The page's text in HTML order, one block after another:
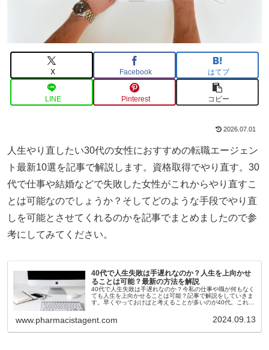
X Facebook はてブ
LINE Pinterest コピー
2026.07.01
人生やり直したい30代の女性におすすめの転職エージェン
ト最新10選を記事で解説します。資格取得でやり直す。30
代で仕事や結婚などで失敗した女性がこれからやり直すこ
とは可能なのでしょうか？そしてどのような手段でやり直
しを可能とさせてくれるのかを記事でまとめましたので参
考にしてみてください。
40代で人生失敗は手遅れなのか？人生を上向かせ
ることは可能？最新の方法を解説
40代で人生失敗は手遅れなのか？今私の仕事や職が何もなく
ても人生を上向かせることは可能？記事で解説をしていきま
す。早くやっておけばと考えることが多いのが40代。これか
は多いのではないでしょうか？これから人生の立て直しにつ
いて解説します。
www.pharmacistagent.com 2024.09.13